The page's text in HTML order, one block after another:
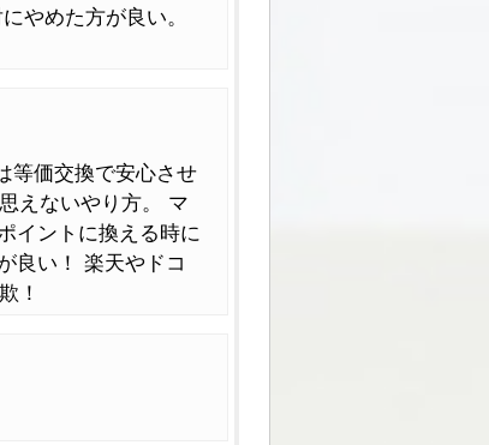
やめた方が良い。
等価交換で安心させ
えないやり方。 マ
イントに換える時に
良い！ 楽天やドコ
！